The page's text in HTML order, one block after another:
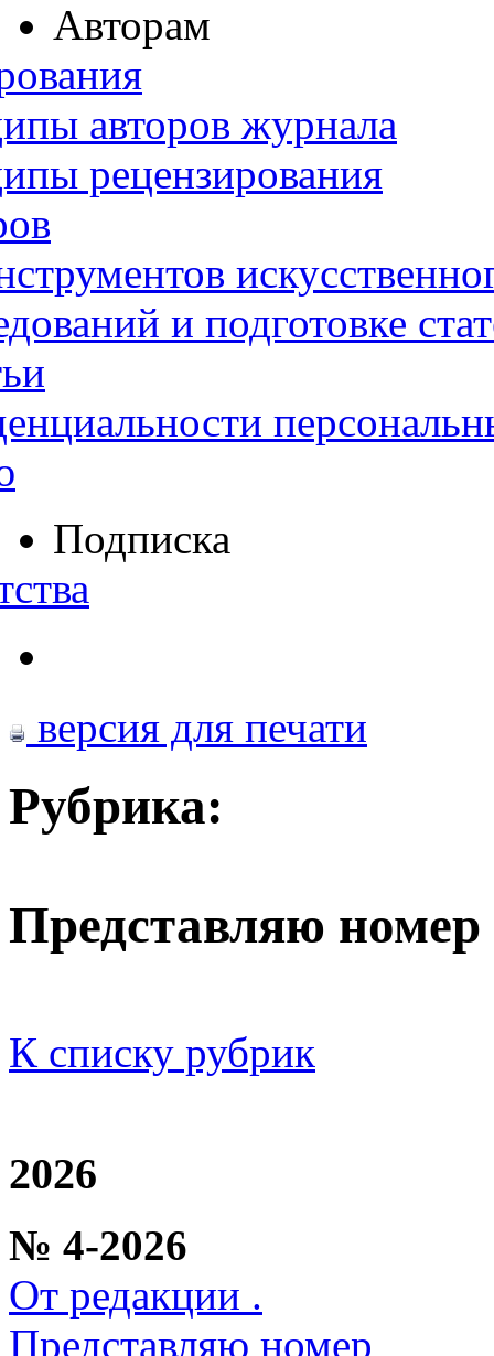
Авторам
авторов журнала
рецензирования
и подготовке
Подписка
версия для печати
Рубрика:
Представляю номер
К списку рубрик
2026
№ 4-2026
От редакции .
Представляю номер